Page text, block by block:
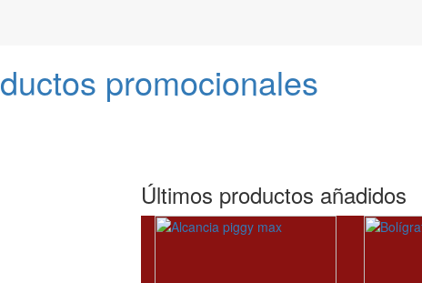
promocionales
Últimos productos añadidos